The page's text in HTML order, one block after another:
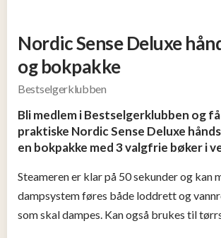
Nordic Sense Deluxe
og bokpakke
Bestselgerklubben
Bli medlem i Bestselgerklubben og
praktiske Nordic Sense Deluxe
en bokpakke med 3 valgfrie bøker i
Steameren er klar på 50 sekunder og kan
dampsystem føres både loddrett og
som skal dampes. Kan også brukes til
Populære
tilbud
Nye
tilbud